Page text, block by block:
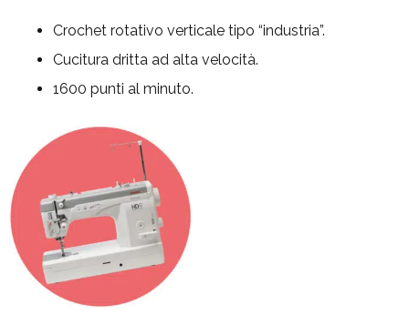
Crochet rotativo verticale tipo “industria”.
Cucitura dritta ad alta velocità.
1600 punti al minuto.